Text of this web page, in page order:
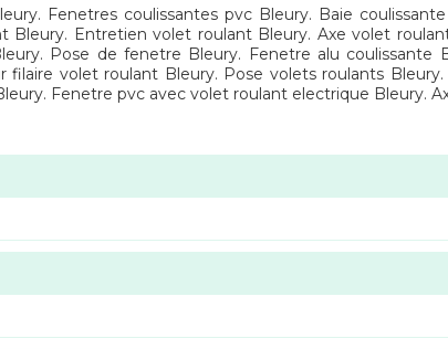
Fenetres coulissantes pvc Bleury. Baie
Entretien volet roulant Bleury. Axe volet
Pose de fenetre Bleury. Fenetre alu coulissante
volet roulant Bleury. Pose volets roulants
Fenetre pvc avec volet roulant electrique Bleury.